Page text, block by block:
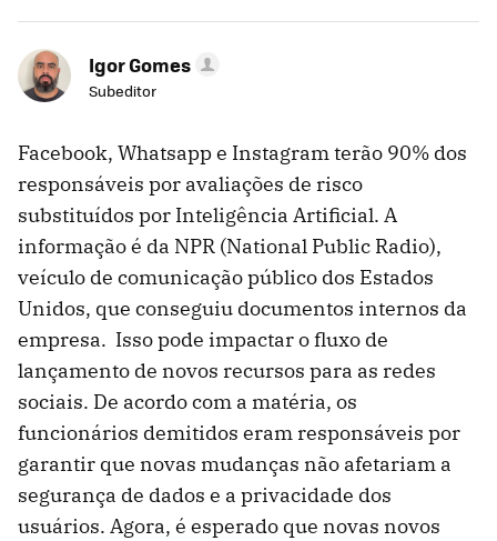
Igor Gomes
Subeditor
Facebook, Whatsapp e Instagram terão 90% dos
responsáveis por avaliações de risco
substituídos por Inteligência Artificial. A
informação é da NPR (National Public Radio),
veículo de comunicação público dos Estados
Unidos, que conseguiu documentos internos da
empresa. Isso pode impactar o fluxo de
lançamento de novos recursos para as redes
sociais. De acordo com a matéria, os
funcionários demitidos eram responsáveis por
garantir que novas mudanças não afetariam a
segurança de dados e a privacidade dos
usuários. Agora, é esperado que novas novos